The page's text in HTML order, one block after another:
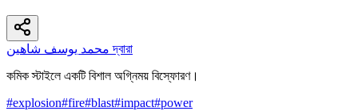
محمد يوسف شاهين দ্বারা
কমিক স্টাইলে একটি বিশাল অগ্নিময় বিস্ফোরণ।
#explosion#fire#blast#impact#power